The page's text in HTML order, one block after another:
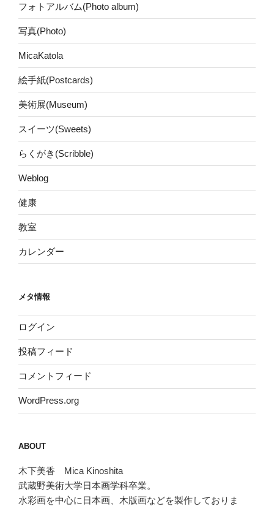
フォトアルバム(Photo album)
写真(Photo)
MicaKatola
絵手紙(Postcards)
美術展(Museum)
スイーツ(Sweets)
らくがき(Scribble)
Weblog
健康
教室
カレンダー
メタ情報
ログイン
投稿フィード
コメントフィード
WordPress.org
ABOUT
木下美香 Mica Kinoshita
武蔵野美術大学日本画学科卒業。
水彩画を中心に日本画、木版画などを製作しておりま